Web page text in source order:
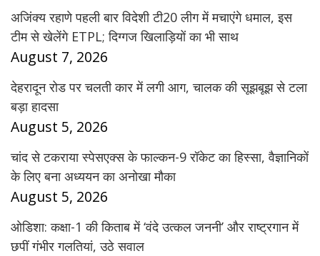
अजिंक्य रहाणे पहली बार विदेशी टी20 लीग में मचाएंगे धमाल, इस
टीम से खेलेंगे ETPL; दिग्गज खिलाड़ियों का भी साथ
August 7, 2026
देहरादून रोड पर चलती कार में लगी आग, चालक की सूझबूझ से टला
बड़ा हादसा
August 5, 2026
चांद से टकराया स्पेसएक्स के फाल्कन-9 रॉकेट का हिस्सा, वैज्ञानिकों
के लिए बना अध्ययन का अनोखा मौका
August 5, 2026
ओडिशा: कक्षा-1 की किताब में ‘वंदे उत्कल जननी’ और राष्ट्रगान में
छपीं गंभीर गलतियां, उठे सवाल